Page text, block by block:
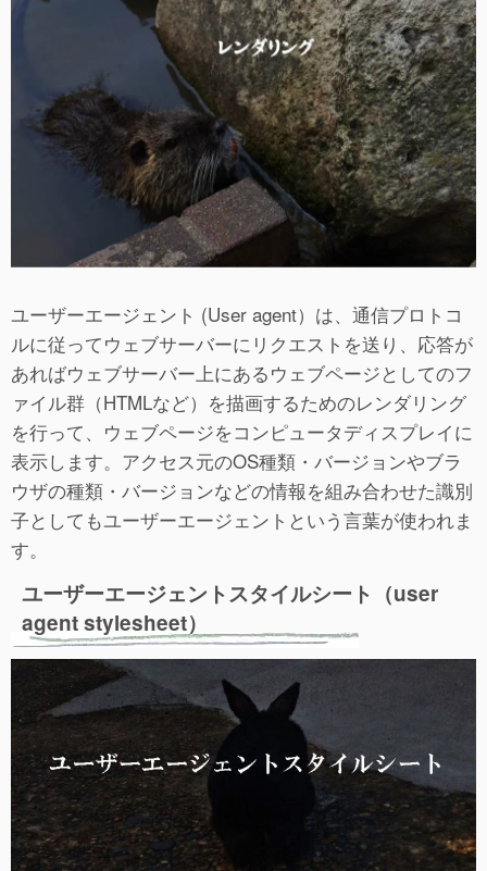
ユーザーエージェント (User agent）は、通信プロトコ
ルに従ってウェブサーバーにリクエストを送り、応答が
あればウェブサーバー上にあるウェブページとしてのフ
ァイル群（HTMLなど）を描画するためのレンダリング
を行って、ウェブページをコンピュータディスプレイに
表示します。アクセス元のOS種類・バージョンやブラ
ウザの種類・バージョンなどの情報を組み合わせた識別
子としてもユーザーエージェントという言葉が使われま
す。
ユーザーエージェントスタイルシート（user
agent stylesheet）